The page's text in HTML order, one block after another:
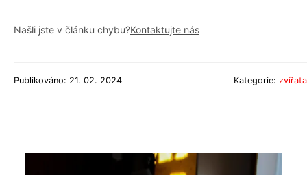
Našli jste v článku chybu?Kontaktujte nás
Publikováno: 21. 02. 2024 Kategorie: zvířata